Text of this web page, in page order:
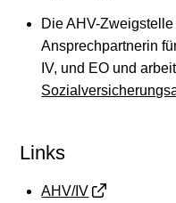
Die AHV-
Ansprechpartnerin
IV, und EO und
Links
AHV/IV